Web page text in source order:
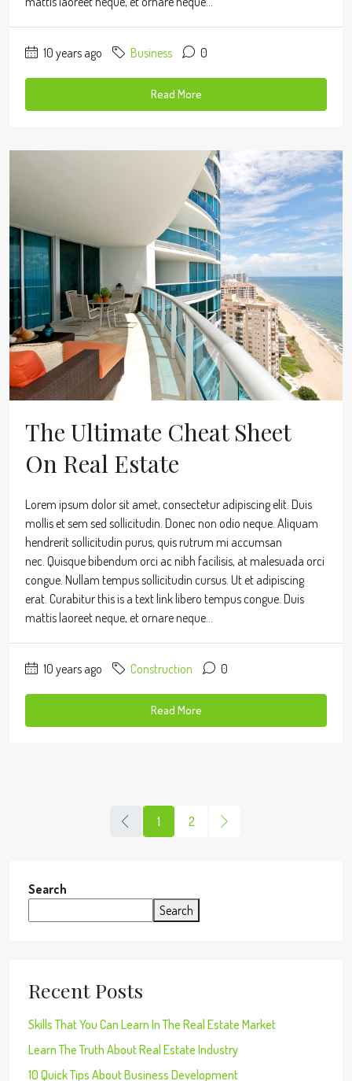
10 years ago Business 0
Read More
The Ultimate Cheat Sheet
On Real Estate
Lorem ipsum dolor sit amet, consectetur adipiscing elit. Duis
mollis et sem sed sollicitudin. Donec non odio neque. Aliquam
hendrerit sollicitudin purus, quis rutrum mi accumsan
nec. Quisque bibendum orci ac nibh facilisis, at malesuada orci
congue. Nullam tempus sollicitudin cursus. Ut et adipiscing
erat. Curabitur this is a text link libero tempus congue. Duis
mattis laoreet neque, et ornare neque...
10 years ago Construction 0
Read More
1 2
Search
Search
Recent Posts
Skills That You Can Learn In The Real Estate Market
Learn The Truth About Real Estate Industry
10 Quick Tips About Business Development